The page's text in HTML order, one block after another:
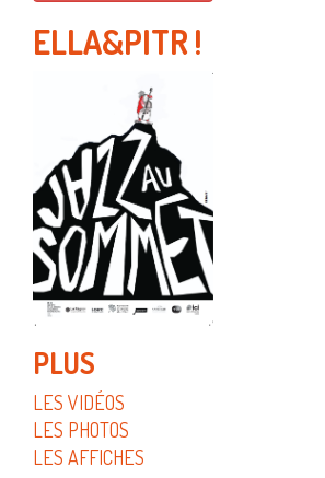
ELLA&PITR !
PLUS
LES VIDÉOS
LES PHOTOS
LES AFFICHES